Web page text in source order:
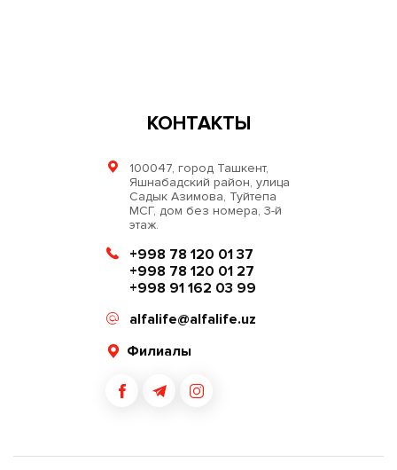
КОНТАКТЫ
100047, город Ташкент,
Яшнабадский район, улица
Садык Азимова, Туйтепа
МСГ, дом без номера, 3-й
этаж.
+998 78 120 01 37
+998 78 120 01 27
+998 91 162 03 99
alfalife@alfalife.uz
Филиалы